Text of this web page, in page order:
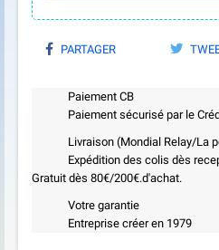
PARTAGER
Paiement CB
Paiement sécurisé par le
Livraison (Mondial Relay/La
Expédition des colis dès
Gratuit dès 80€/200€.d'achat.
Votre garantie
Entreprise créer en 1979